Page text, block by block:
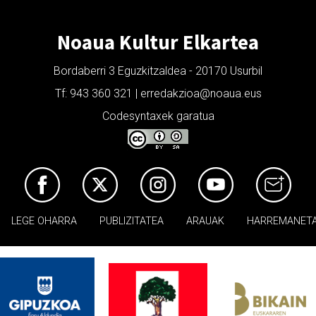
Noaua Kultur Elkartea
Bordaberri 3 Eguzkitzaldea - 20170 Usurbil
Tf: 943 360 321 | erredakzioa@noaua.eus
Codesyntaxek garatua
LEGE OHARRA PUBLIZITATEA ARAUAK